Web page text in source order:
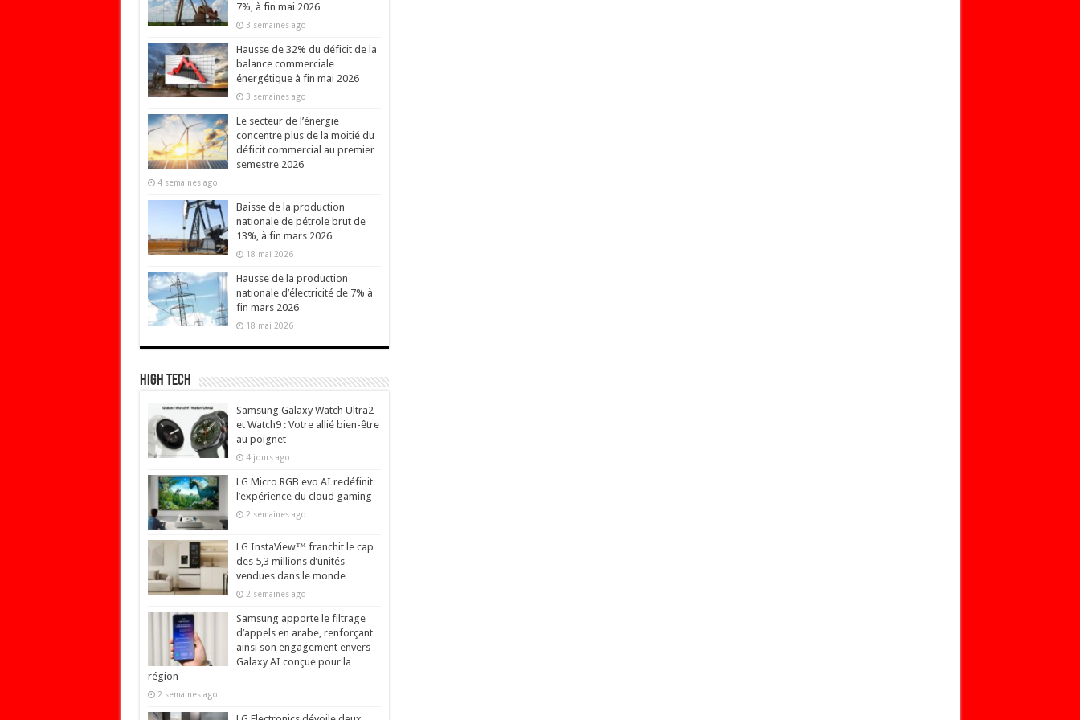
7%, à fin mai 2026
3 semaines ago
Hausse de 32% du déficit de la
balance commerciale
énergétique à fin mai 2026
3 semaines ago
Le secteur de l’énergie
concentre plus de la moitié du
déficit commercial au premier
semestre 2026
4 semaines ago
Baisse de la production
nationale de pétrole brut de
13%, à fin mars 2026
18 mai 2026
Hausse de la production
nationale d’électricité de 7% à
fin mars 2026
18 mai 2026
High Tech
Samsung Galaxy Watch Ultra2
et Watch9 : Votre allié bien-être
au poignet
4 jours ago
LG Micro RGB evo AI redéfinit
l’expérience du cloud gaming
2 semaines ago
LG InstaView™ franchit le cap
des 5,3 millions d’unités
vendues dans le monde
2 semaines ago
Samsung apporte le filtrage
d’appels en arabe, renforçant
ainsi son engagement envers
Galaxy AI conçue pour la
région
2 semaines ago